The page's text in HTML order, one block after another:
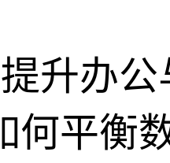
升办
何平衡